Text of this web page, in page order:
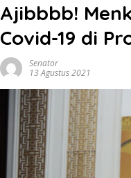
Ajibbbb!
Covid-19 di
Senator
13 Agustus 2021